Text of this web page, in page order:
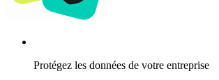
Protégez les données de votre entreprise